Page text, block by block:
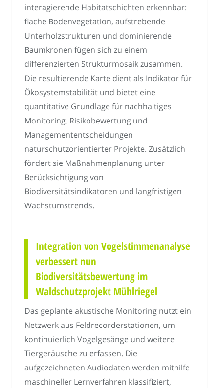
interagierende Habitatschichten erkennbar:
flache Bodenvegetation, aufstrebende
Unterholzstrukturen und dominierende
Baumkronen fügen sich zu einem
differenzierten Strukturmosaik zusammen.
Die resultierende Karte dient als Indikator für
Ökosystemstabilität und bietet eine
quantitative Grundlage für nachhaltiges
Monitoring, Risikobewertung und
Managemententscheidungen
naturschutzorientierter Projekte. Zusätzlich
fördert sie Maßnahmenplanung unter
Berücksichtigung von
Biodiversitätsindikatoren und langfristigen
Wachstumstrends.
Integration von Vogelstimmenanalyse
verbessert nun
Biodiversitätsbewertung im
Waldschutzprojekt Mühlriegel
Das geplante akustische Monitoring nutzt ein
Netzwerk aus Feldrecorderstationen, um
kontinuierlich Vogelgesänge und weitere
Tiergeräusche zu erfassen. Die
aufgezeichneten Audiodaten werden mithilfe
maschineller Lernverfahren klassifiziert,